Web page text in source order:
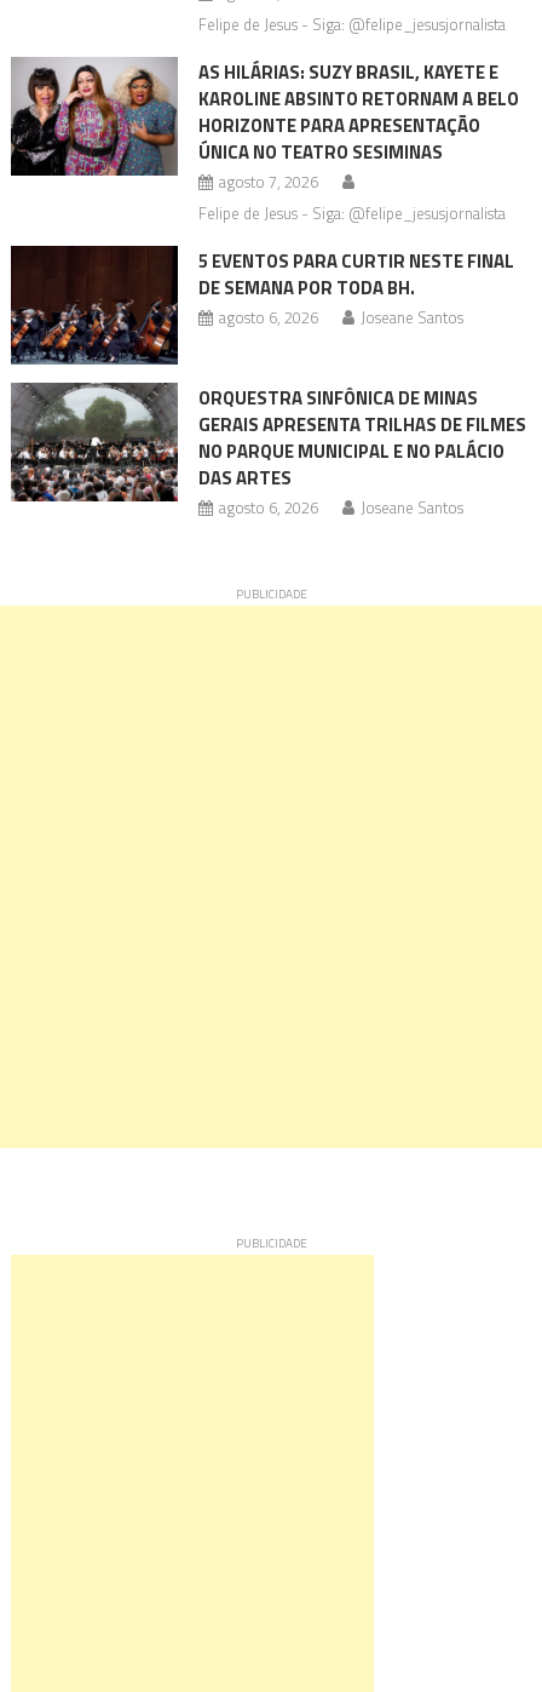
Felipe de Jesus - Siga: @felipe_jesusjornalista
AS HILÁRIAS: SUZY BRASIL, KAYETE E
KAROLINE ABSINTO RETORNAM A BELO
HORIZONTE PARA APRESENTAÇÃO
ÚNICA NO TEATRO SESIMINAS
agosto 7, 2026
Felipe de Jesus - Siga: @felipe_jesusjornalista
5 EVENTOS PARA CURTIR NESTE FINAL
DE SEMANA POR TODA BH.
agosto 6, 2026 Joseane Santos
ORQUESTRA SINFÔNICA DE MINAS
GERAIS APRESENTA TRILHAS DE FILMES
NO PARQUE MUNICIPAL E NO PALÁCIO
DAS ARTES
agosto 6, 2026 Joseane Santos